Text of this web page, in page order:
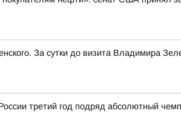
За сутки до визита Владимира
третий год подряд абсолютный